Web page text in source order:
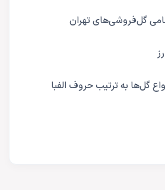
گل‌فروشی‌های تهران
گل‌ها به ترتیب حروف الفبا